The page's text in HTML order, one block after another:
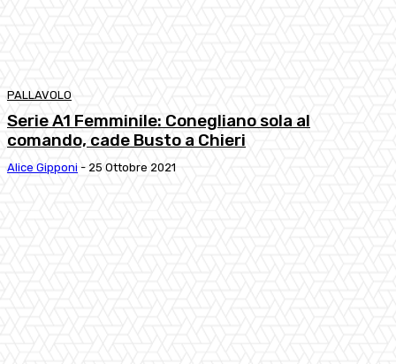
PALLAVOLO
Serie A1 Femminile: Conegliano sola al
comando, cade Busto a Chieri
Alice Gipponi - 25 Ottobre 2021